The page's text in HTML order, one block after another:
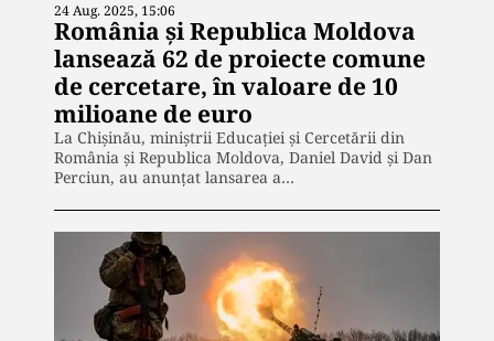
24 Aug. 2025, 15:06
România și Republica Moldova
lansează 62 de proiecte comune
de cercetare, în valoare de 10
milioane de euro
La Chișinău, miniștrii Educației și Cercetării din
România și Republica Moldova, Daniel David și Dan
Perciun, au anunțat lansarea a…